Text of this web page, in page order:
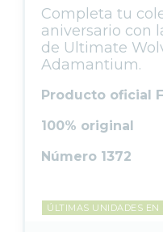
Completa tu
aniversario con
de Ultimate
Adamantium.
Producto oficial
100% original
Número 1372
ÚLTIMAS UNIDADES EN